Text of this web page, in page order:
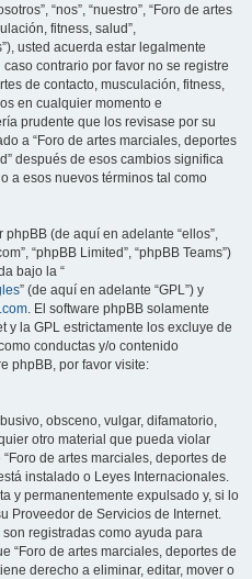
“nos”, “nuestro”, “Foro de artes
fitness, salud”,
usted acuerda estar legalmente
contrario por favor no se registre
de contacto, musculación, fitness,
en cualquier momento e
prudente que los revisase por su
a “Foro de artes marciales, deportes
después de esos cambios significa
a esos nuevos términos tal como
(de aquí en adelante “ellos”,
“phpBB Limited”, “phpBB Teams”)
bajo la “
” (de aquí en adelante “GPL”) y
. El software phpBB solamente
y la GPL estrictamente los excluye de
conductas y/o contenido
phpBB, por favor visite:
obsceno, vulgar, difamatorio,
otro material que pueda violar
de artes marciales, deportes de
instalado o Leyes Internacionales.
y permanentemente expulsado y, si lo
Proveedor de Servicios de Internet.
registradas como ayuda para
“Foro de artes marciales, deportes de
derecho a eliminar, editar, mover o